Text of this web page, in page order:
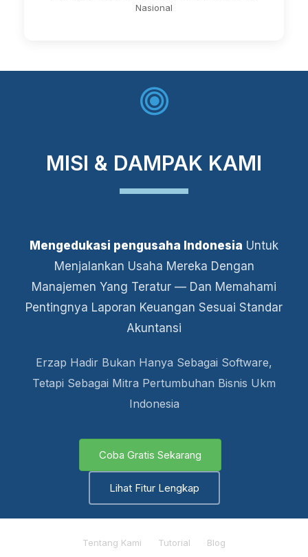
Nasional
MISI & DAMPAK KAMI
Mengedukasi pengusaha Indonesia Untuk
Menjalankan Usaha Mereka Dengan
Manajemen Yang Teratur — Dan Memahami
Pentingnya Laporan Keuangan Sesuai Standar
Akuntansi
Erzap Hadir Bukan Hanya Sebagai Software,
Tetapi Sebagai Mitra Pertumbuhan Bisnis Ukm
Indonesia
Coba Gratis Sekarang
Lihat Fitur Lengkap
Tentang Kami Tutorial Blog